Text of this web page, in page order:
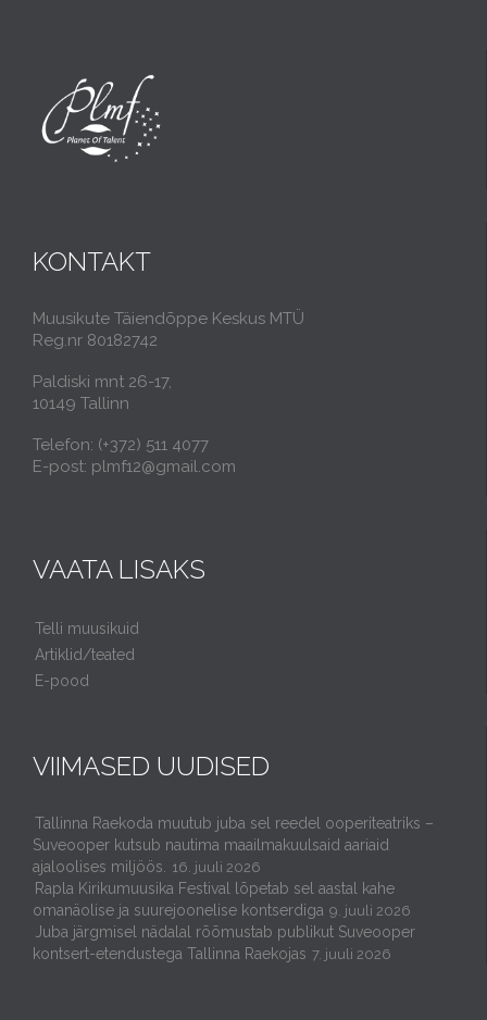
KONTAKT
Muusikute Täiendõppe Keskus MTÜ
Reg.nr 80182742
Paldiski mnt 26-17,
10149 Tallinn
Telefon: (+372) 511 4077
E-post: plmf12@gmail.com
VAATA LISAKS
Telli muusikuid
Artiklid/teated
E-pood
VIIMASED UUDISED
Tallinna Raekoda muutub juba sel reedel ooperiteatriks –
Suveooper kutsub nautima maailmakuulsaid aariaid
ajaloolises miljöös.
16. juuli 2026
Rapla Kirikumuusika Festival lõpetab sel aastal kahe
omanäolise ja suurejoonelise kontserdiga 9. juuli 2026
Juba järgmisel nädalal rõõmustab publikut Suveooper
kontsert-etendustega Tallinna Raekojas 7. juuli 2026